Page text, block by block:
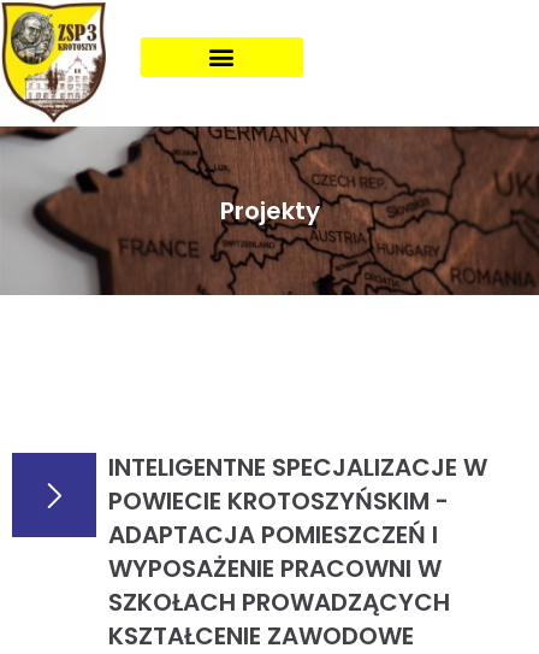
Projekty
INTELIGENTNE SPECJALIZACJE W
POWIECIE KROTOSZYŃSKIM -
ADAPTACJA POMIESZCZEŃ I
WYPOSAŻENIE PRACOWNI W
SZKOŁACH PROWADZĄCYCH
KSZTAŁCENIE ZAWODOWE